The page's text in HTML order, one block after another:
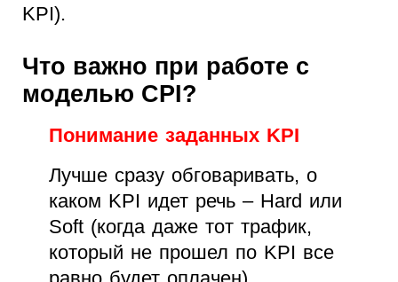
KPI).
Что важно при работе с
моделью CPI?
Понимание заданных KPI
Лучше сразу обговаривать, о
каком KPI идет речь – Hard или
Soft (когда даже тот трафик,
который не прошел по KPI все